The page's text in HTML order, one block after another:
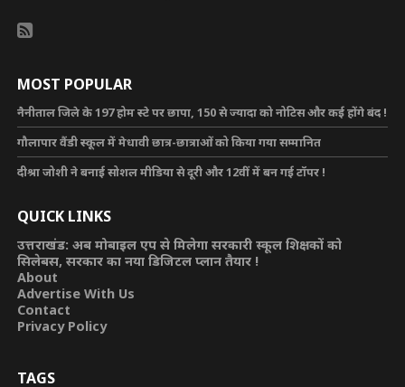
MOST POPULAR
नैनीताल जिले के 197 होम स्टे पर छापा, 150 से ज्यादा को नोटिस और कई होंगे बंद !
गौलापार वैंडी स्कूल में मेधावी छात्र-छात्राओं को किया गया सम्मानित
दीश्रा जोशी ने बनाई सोशल मीडिया से दूरी और 12वीं में बन गई टॉपर !
QUICK LINKS
उत्तराखंड: अब मोबाइल एप से मिलेगा सरकारी स्कूल शिक्षकों को
सिलेबस, सरकार का नया डिजिटल प्लान तैयार !
About
Advertise With Us
Contact
Privacy Policy
TAGS